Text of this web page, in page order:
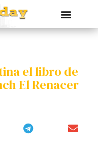
el libro de
El Renacer